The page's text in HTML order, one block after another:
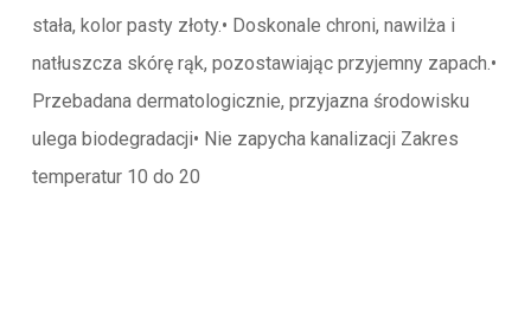
stała, kolor pasty złoty.• Doskonale chroni, nawilża i
natłuszcza skórę rąk, pozostawiając przyjemny zapach.•
Przebadana dermatologicznie, przyjazna środowisku
ulega biodegradacji• Nie zapycha kanalizacji Zakres
temperatur 10 do 20